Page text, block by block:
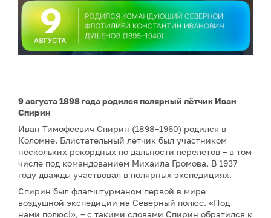
9 августа 1898 года родился полярный лётчик Иван
Спирин
Иван Тимофеевич Спирин (1898–1960) родился в
Коломне. Блистательный летчик был участником
нескольких рекордных по дальности перелетов – в том
числе под командованием Михаила Громова. В 1937
году дважды участвовал в полярных экспедициях.
Спирин был флаг-штурманом первой в мире
воздушной экспедиции на Северный полюс. «Под
нами полюс!», – с такими словами Спирин обратился к